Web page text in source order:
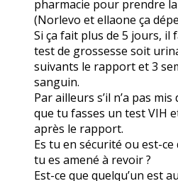
pharmacie pour prendre
(Norlevo et ellaone ça
Si ça fait plus de 5 jours, il
test de grossesse soit
suivants le rapport et 3
sanguin.
Par ailleurs s’il n’a pas
que tu fasses un test VIH
après le rapport.
Es tu en sécurité ou est-ce
tu es amené à revoir ?
Est-ce que quelqu’un est